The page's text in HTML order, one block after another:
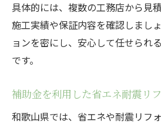
具体的には、複数の工務店から見
施工実績や保証内容を確認しまし
ョンを密にし、安心して任せられ
です。
補助金を利用した省エネ耐震リ
和歌山県では、省エネや耐震リフ